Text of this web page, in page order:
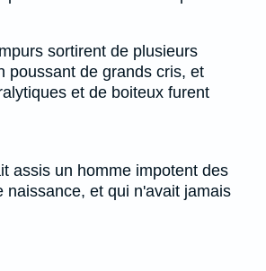
sortirent de plusieurs
poussant de grands cris, et
et de boiteux furent
assis un homme impotent des
naissance, et qui n'avait jamais